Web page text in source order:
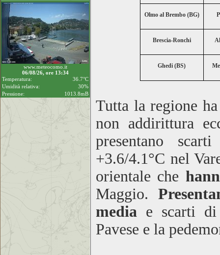
www.meteocomo.it
06/08/26, ore 13:34
Temperatura:
36.7°C
Umidità relativa:
30%
Pressione:
1013.8mB
Olmo al Brembo (BG)
Brescia-Ronchi
Ghedi (BS)
Tutta la regione
non addirittura
presentano
+3.6/4.1°C nel
orientale che
Maggio.
media e scarti
Pavese e la